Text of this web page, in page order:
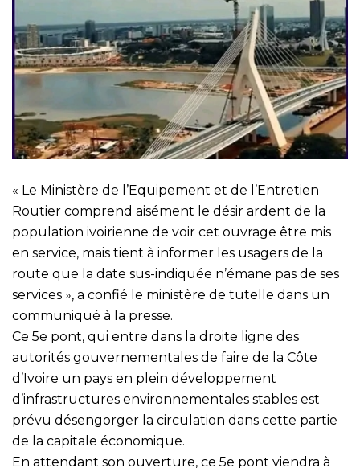
« Le Ministère de l’Equipement et de l’Entretien
Routier comprend aisément le désir ardent de la
population ivoirienne de voir cet ouvrage être mis
en service, mais tient à informer les usagers de la
route que la date sus-indiquée n’émane pas de ses
services », a confié le ministère de tutelle dans un
communiqué à la presse.
Ce 5e pont, qui entre dans la droite ligne des
autorités gouvernementales de faire de la Côte
d’Ivoire un pays en plein développement
d’infrastructures environnementales stables est
prévu désengorger la circulation dans cette partie
de la capitale économique.
En attendant son ouverture, ce 5e pont viendra à